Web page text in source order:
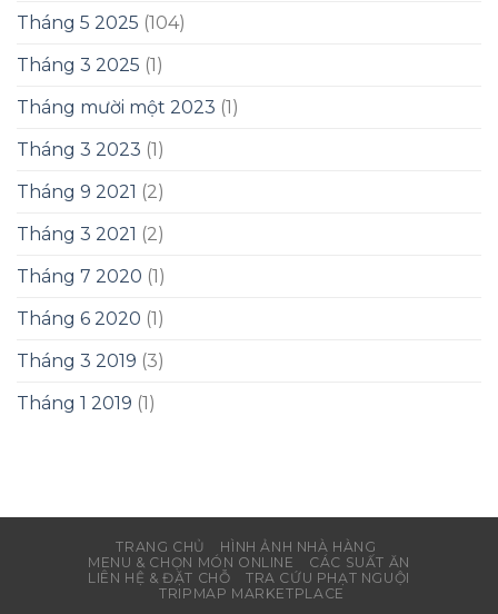
Tháng 5 2025 (104)
Tháng 3 2025 (1)
Tháng mười một 2023 (1)
Tháng 3 2023 (1)
Tháng 9 2021 (2)
Tháng 3 2021 (2)
Tháng 7 2020 (1)
Tháng 6 2020 (1)
Tháng 3 2019 (3)
Tháng 1 2019 (1)
TRANG CHỦ
HÌNH ẢNH NHÀ HÀNG
MENU & CHỌN MÓN ONLINE
CÁC SUẤT ĂN
LIÊN HỆ & ĐẶT CHỖ
TRA CỨU PHẠT NGUỘI
TRIPMAP MARKETPLACE